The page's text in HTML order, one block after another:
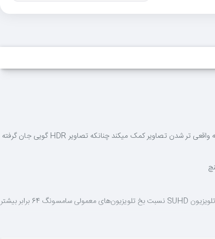
با HDR 1000، نهایت تابش نور خورشید را مشاهده خواهید کرد و از طرفی، کوچکترین جزئیات را نیز در تیره‌ترین سایه‌ها خواهید یافت. این تکنولوژی در هرچه واقعی تر شدن تصاویر کمک میکند چنانکه تصاویر HDR گویی جان گرفته
با فناوری Quantum dot سامسونگ که تکنولوژی دوستدار محیط زیست است، لذت مشاهده تمامی گرادیان رنگ‌های غنی‌تر و واقعی را بچشید. رنگ‌پردازی تلویزیون SUHD نسبت بخ تلویزیون‌های معمولی سامسونگ 64 برابر بیشتر